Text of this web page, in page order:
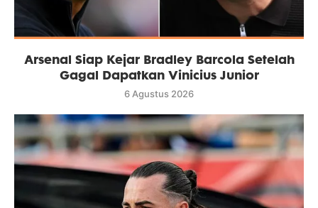
Arsenal Siap Kejar Bradley Barcola Setelah
Gagal Dapatkan Vinicius Junior
6 Agustus 2026